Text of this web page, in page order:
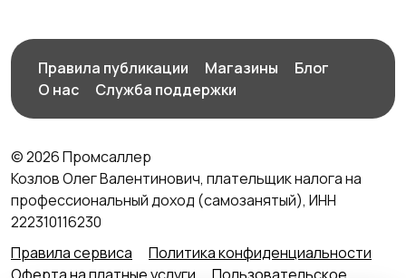
Правила публикации Магазины
Блог
О нас
Служба поддержки
© 2026 Промсаллер
Козлов Олег Валентинович, плательщик налога на
профессиональный доход (самозанятый), ИНН
222310116230
Правила сервиса
Политика конфиденциальности